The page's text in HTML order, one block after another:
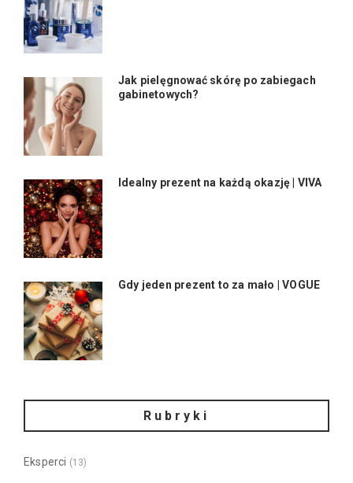
Jak pielęgnować skórę po zabiegach
gabinetowych?
Idealny prezent na każdą okazję | VIVA
Gdy jeden prezent to za mało | VOGUE
Rubryki
Eksperci (13)